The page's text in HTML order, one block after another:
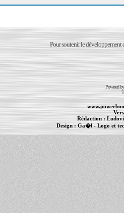
Pour soutenir le développement
Powered
Rédaction :
Design : Ga�l - Logo et